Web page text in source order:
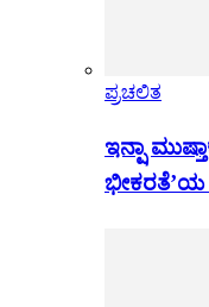
ಪ್ರಚಲಿತ
ಇನ್ಷಾ
ಭೀಕರತೆ’ಯ